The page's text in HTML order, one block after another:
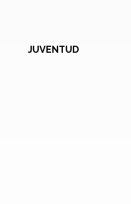
JUVENTUD